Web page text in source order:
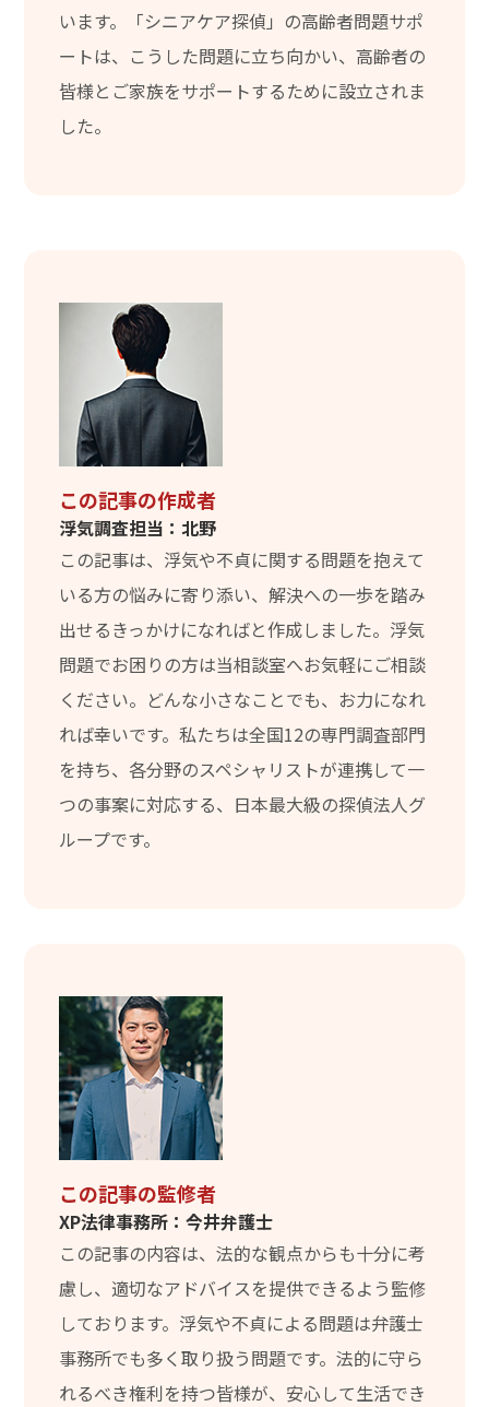
います。「シニアケア探偵」の高齢者問題サポ
ートは、こうした問題に立ち向かい、高齢者の
皆様とご家族をサポートするために設立されま
した。
この記事の作成者
浮気調査担当：北野
この記事は、浮気や不貞に関する問題を抱えて
いる方の悩みに寄り添い、解決への一歩を踏み
出せるきっかけになればと作成しました。浮気
問題でお困りの方は当相談室へお気軽にご相談
ください。どんな小さなことでも、お力になれ
れば幸いです。私たちは全国12の専門調査部門
を持ち、各分野のスペシャリストが連携して一
つの事案に対応する、日本最大級の探偵法人グ
ループです。
この記事の監修者
XP法律事務所：今井弁護士
この記事の内容は、法的な観点からも十分に考
慮し、適切なアドバイスを提供できるよう監修
しております。浮気や不貞による問題は弁護士
事務所でも多く取り扱う問題です。法的に守ら
れるべき権利を持つ皆様が、安心して生活でき